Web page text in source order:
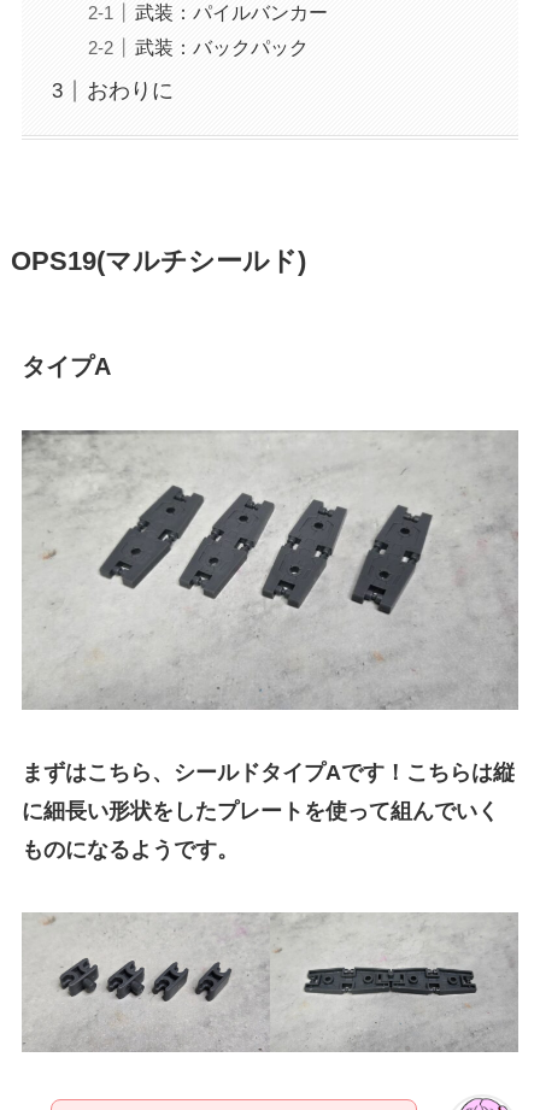
武装：パイルバンカー
武装：バックパック
おわりに
OPS19(マルチシールド)
タイプA
まずはこちら、シールドタイプAです！こちらは縦
に細長い形状をしたプレートを使って組んでいく
ものになるようです。